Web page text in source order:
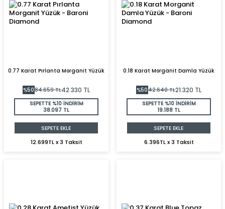
0.77 Karat Pırlanta Morganit Yüzük
%5084.659TL42.330 TL
SEPETTE %10 İNDİRİM
38.097 TL
SEPETE EKLE
12.699TL x 3 Taksit
0.18 Karat Morganit Damla Yüzük
%5042.640TL21.320 TL
SEPETTE %10 İNDİRİM
19.188 TL
SEPETE EKLE
6.396TL x 3 Taksit